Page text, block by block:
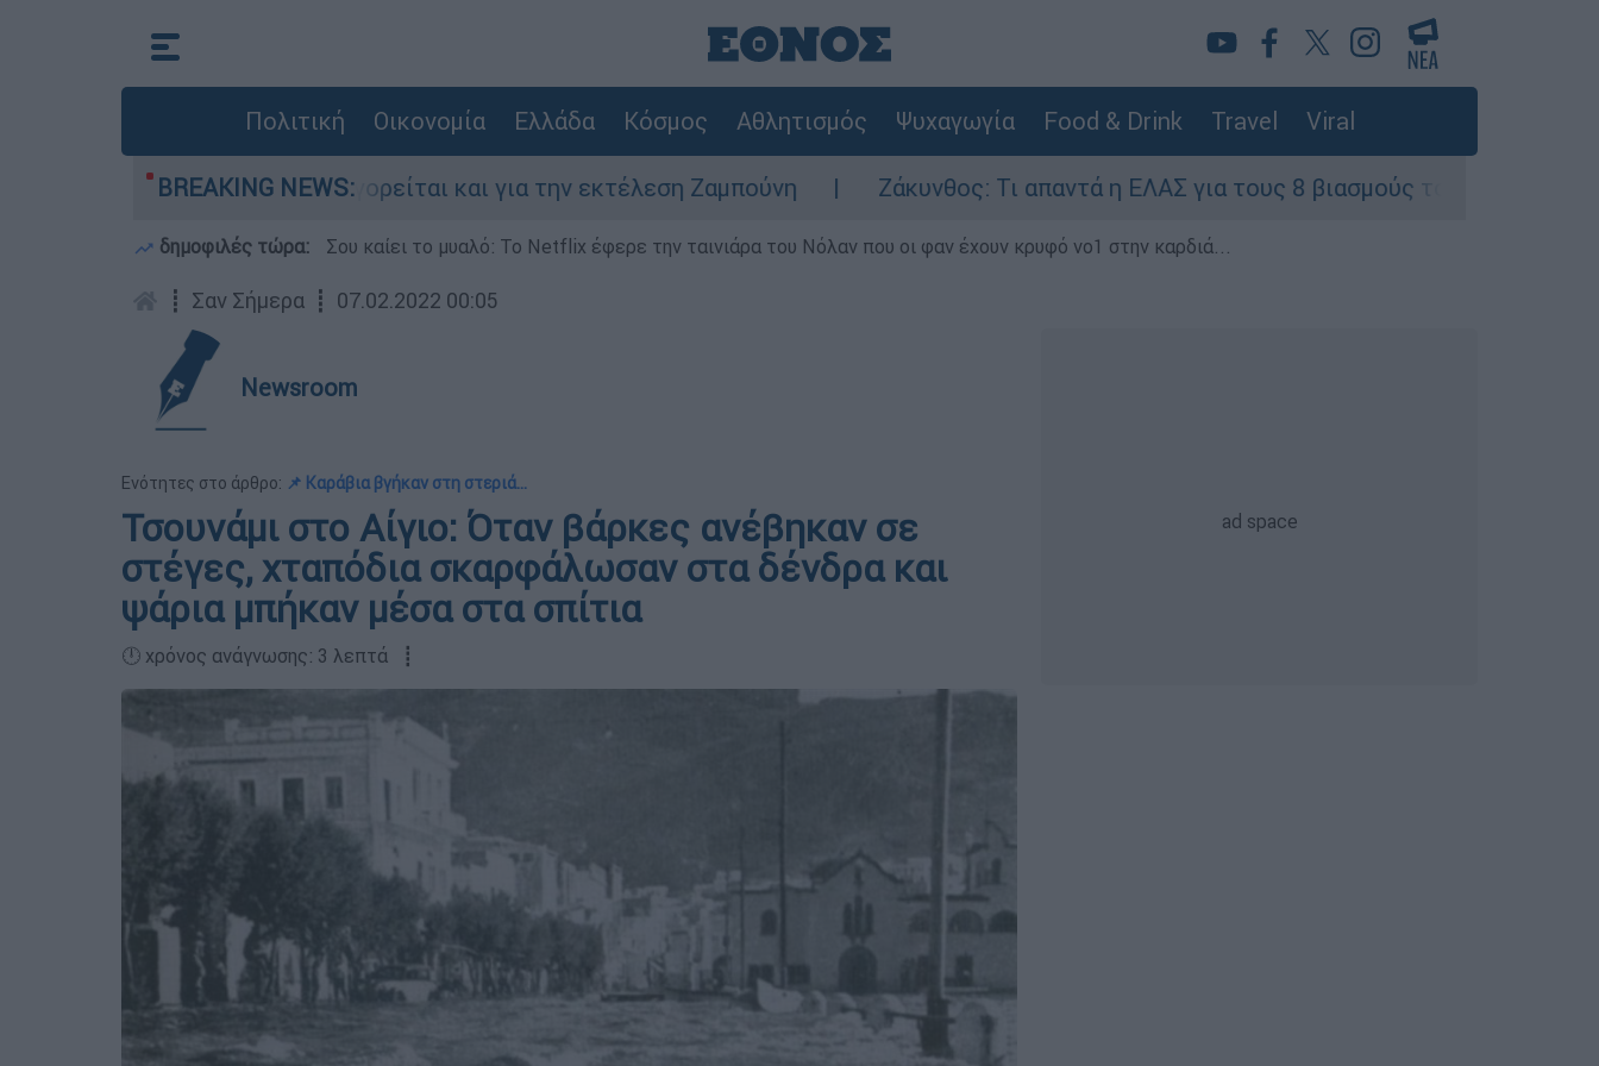
Πολιτική Οικονομία Ελλάδα Κόσμος Αθλητισμός Ψυχαγωγία Food & Drink Travel Viral
BREAKING NEWS:
Ελλάδα - Κατηγορείται και για την εκτέλεση Ζαμπούνη Ζάκυνθος: Τι απαντά η ΕΛΑΣ για τους 8 βιασμούς τουριστριών - «Μόνο 3
δημοφιλές τώρα: Σου καίει το μυαλό: Το Netflix έφερε την ταινιάρα του Νόλαν που οι φαν έχουν κρυφό νο1 στην καρδιά...
┋ Σαν Σήμερα ┋ 07.02.2022 00:05
Newsroom
Ενότητες στο άρθρο: 📌 Καράβια βγήκαν στη στεριά...
Τσουνάμι στο Αίγιο: Όταν βάρκες ανέβηκαν σε
στέγες, χταπόδια σκαρφάλωσαν στα δένδρα και
ψάρια μπήκαν μέσα στα σπίτια
🕛 χρόνος ανάγνωσης: 3 λεπτά ┋